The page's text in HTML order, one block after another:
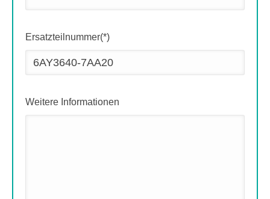
Ersatzteilnummer(*)
Weitere Informationen